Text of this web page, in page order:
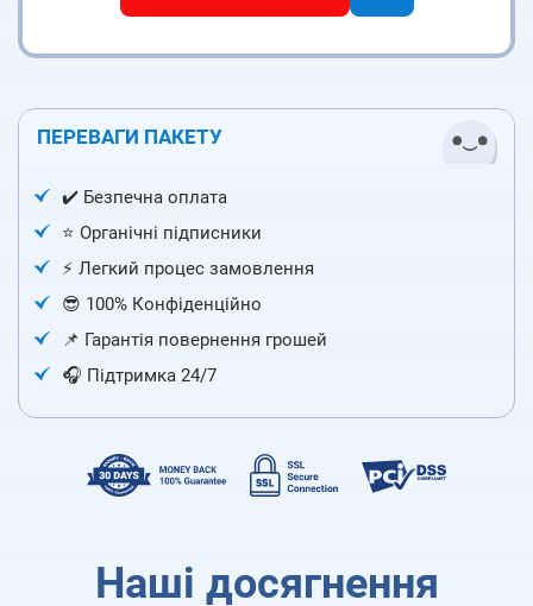
ПЕРЕВАГИ ПАКЕТУ
✔️ Безпечна оплата
⭐️ Органічні підписники
⚡️ Легкий процес замовлення
😎 100% Конфіденційно
📌 Гарантія повернення грошей
🎧 Підтримка 24/7
Наші досягнення